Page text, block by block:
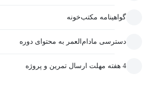
گواهینامه مکتب‌خونه
دسترسی مادام‌العمر به محتوای دوره
4 هفته مهلت ارسال تمرین و پروژه